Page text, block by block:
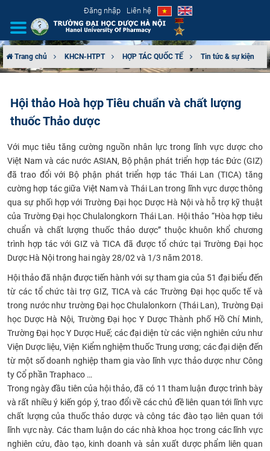
Đăng nhập Liên hệ
CƠ CẤU TỔ CHỨC
ĐÀO TẠO
ĐẢM BẢO CHẤT LƯỢNG
KHOA HỌC CÔNG NGHỆ
HTQT
CỰU NGƯỜI HỌC
Trang chủ KHCN-HTPT HỢP TÁC QUỐC TẾ Tin tức & sự kiện
Hội thảo Hoà hợp Tiêu chuẩn và chất lượng
thuốc Thảo dược
Với mục tiêu tăng cường nguồn nhân lực trong lĩnh vực dược cho
Việt Nam và các nước ASIAN, Bộ phận phát triển hợp tác Đức (GIZ)
đã trao đổi với Bộ phận phát triển hợp tác Thái Lan (TICA) tăng
cường hợp tác giữa Việt Nam và Thái Lan trong lĩnh vực dược thông
qua sự phối hợpvới Trường Đại học Dược Hà Nội và hỗ trợ kỹ thuật
của Trường Đại họcChulalongkorn Thái Lan. Hội thảo “Hòa hợp tiêu
chuẩn và chất lượng thuốc thảo dược” thuộc khuôn khổ chương
trình hợp tác với GIZ và TICA đã được tổ chức tại Trường Đại học
Dược Hà Nội trong hai ngày 28/02 và 1/3 năm 2018.
Hội thảo đã nhận được tiến hành với sự tham gia của 51 đại biểu đến
từ các tổ chức tài trợ GIZ, TICA và các Trường Đại học quốc tế và
trong nước như trường Đại học Chulalonkorn (Thái Lan), Trường Đại
học Dược Hà Nội, Trường Đại học Y Dược Thành phố Hồ Chí Minh,
Trường Đại học Y Dược Huế; các đại diện từ các viện nghiên cứu như
Viện Dược liệu, Viện Kiểm nghiệm thuốc Trung ương; các đại diện đến
từ một số doanh nghiệp tham gia vào lĩnh vực thảo dược như Công
ty Cổ phần Traphaco …
Trong ngày đầu tiên của hội thảo, đã có 11 tham luận được trình bày
và rất nhiều ý kiến góp ý, trao đổi về các chủ đề liên quan tới lĩnh vực
chất lượng của thuốc thảo dược và công tác đào tạo liên quan tới
lĩnh vực này. Các tham luận do các nhà khoa học trong các lĩnh vực
nghiên cứu, đào tạo, kinh doanh và sản xuất dược phẩm liên quan